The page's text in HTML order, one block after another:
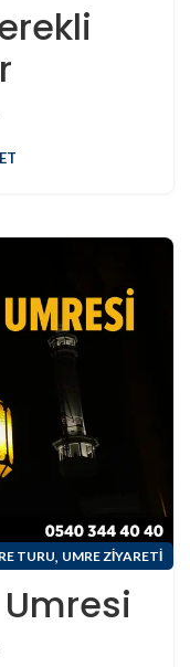
TURU, UMRE ZIYARETI